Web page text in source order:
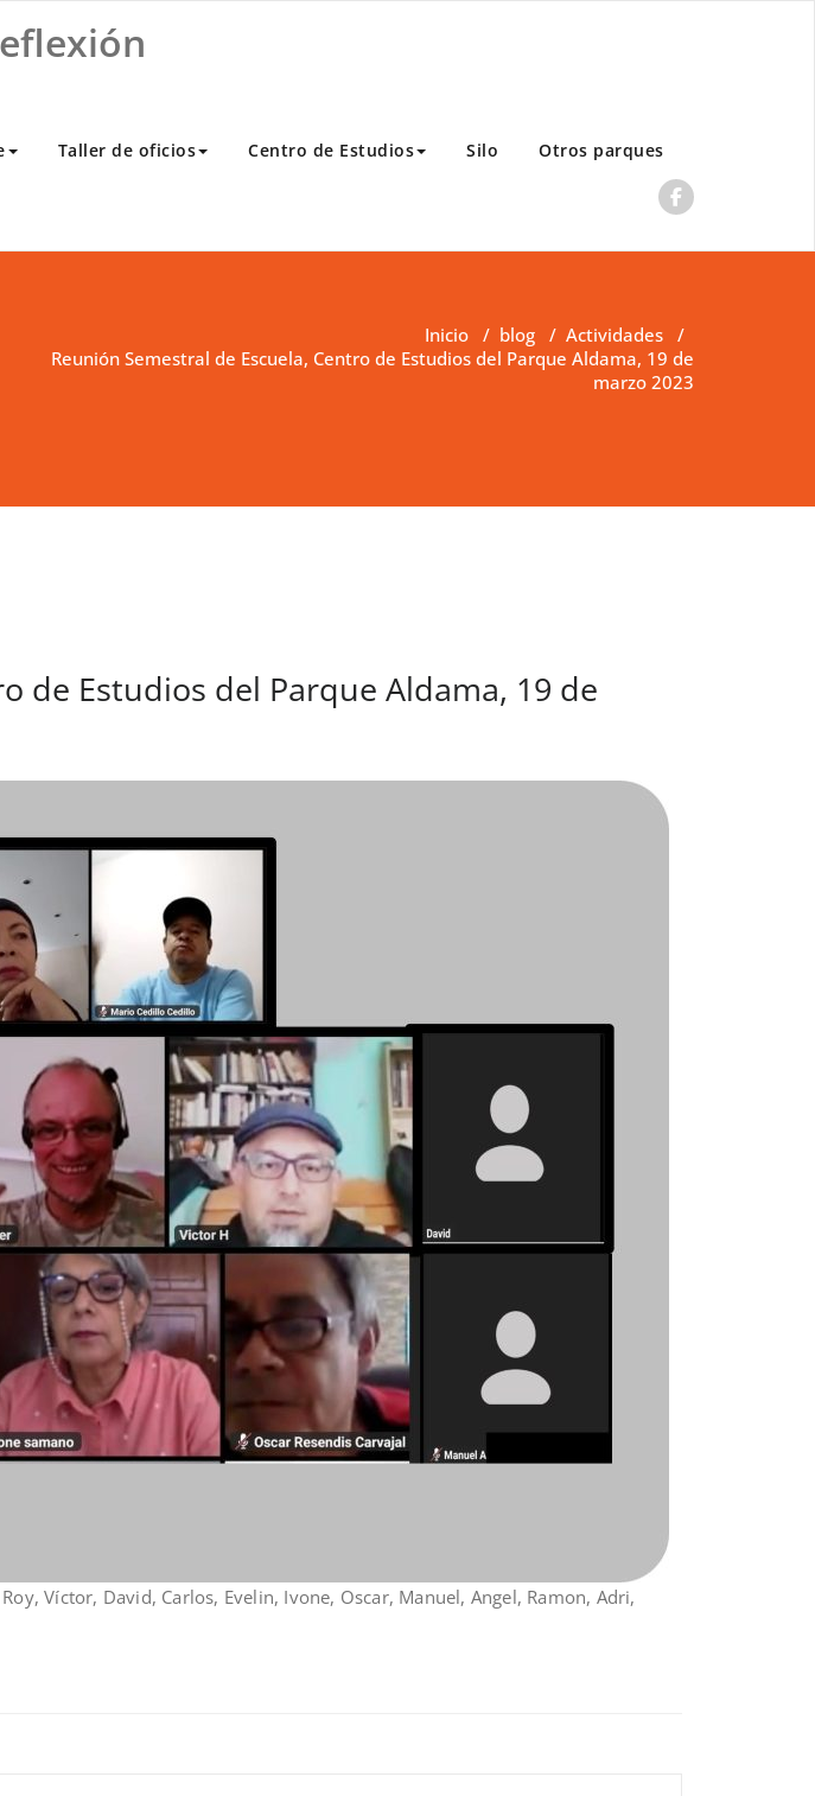
Taller de oficios Centro de Estudios Silo
Otros parques
Inicio / blog / Actividades /
Reunión Semestral de Escuela, Centro de Estudios del Parque Aldama, 19 de
marzo 2023
de Estudios del Parque Aldama, 19 de
Víctor, David, Carlos, Evelin, Ivone, Oscar, Manuel, Angel, Ramon, Adri,